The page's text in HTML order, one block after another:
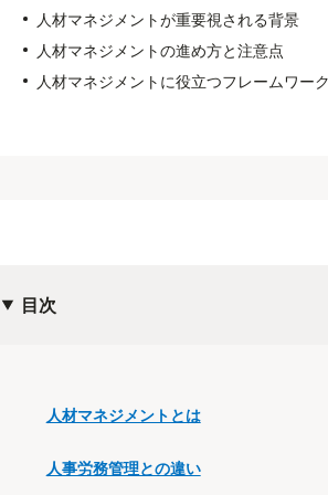
人材マネジメントが重要視される背景
人材マネジメントの進め方と注意点
人材マネジメントに役立つフレームワー
目次
人材マネジメントとは
人事労務管理との違い